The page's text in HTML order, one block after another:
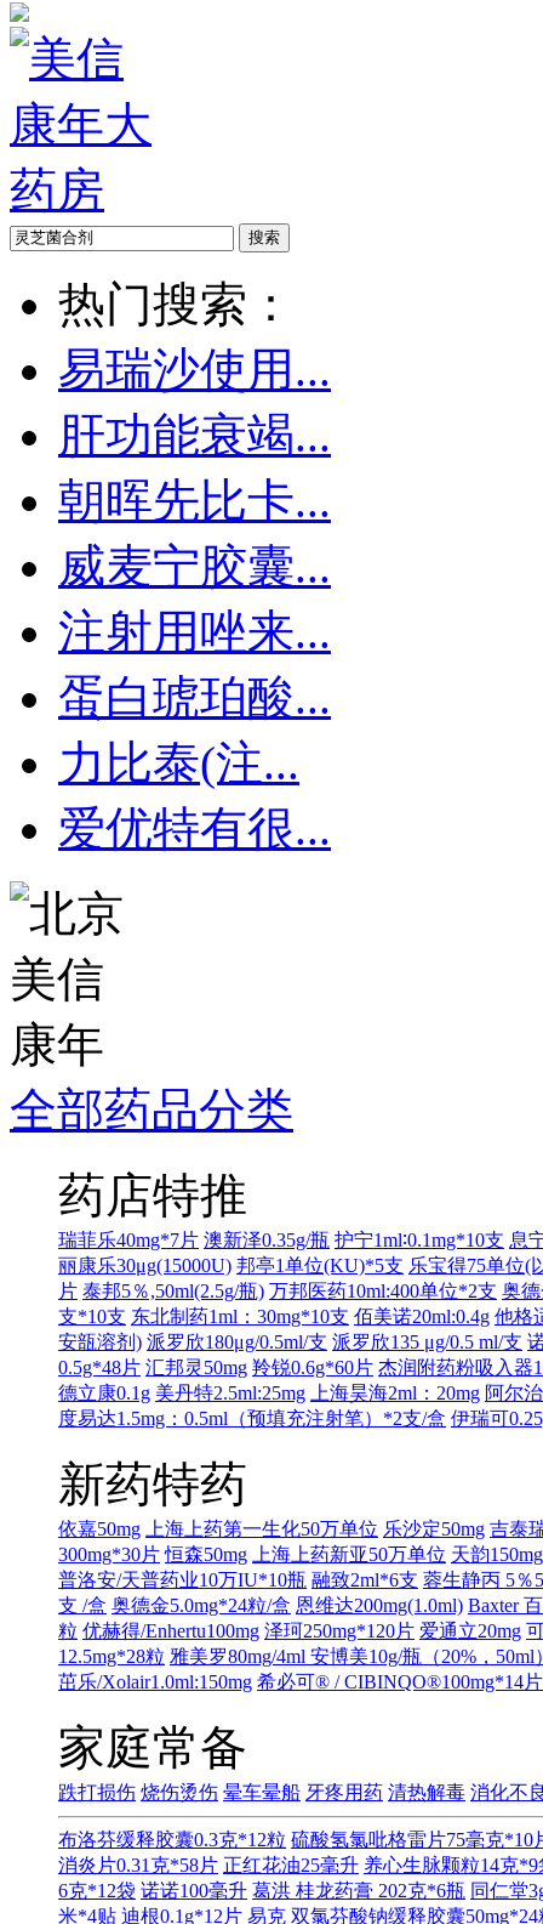
热门搜索：
易瑞沙使用...
肝功能衰竭...
朝晖先比卡...
威麦宁胶囊...
注射用唑来...
蛋白琥珀酸...
力比泰(注...
爱优特有很...
全部药品分类
药店特推
瑞菲乐40mg*7片 澳新泽0.35g/瓶 护宁1ml∶0.1mg*10支 息
丽康乐30μg(15000U) 邦亭1单位(KU)*5支 乐宝得75单位(
片 泰邦5％,50ml(2.5g/瓶) 万邦医药10ml:400单位*2支 奥德
支*10支 东北制药1ml：30mg*10支 佰美诺20ml:0.4g 他格
安瓿溶剂) 派罗欣180μg/0.5ml/支 派罗欣135 μg/0.5 ml/支
0.5g*48片 汇邦灵50mg 羚锐0.6g*60片 杰润附药粉吸入器
德立康0.1g 美丹特2.5ml:25mg 上海昊海2ml：20mg 阿尔
度易达1.5mg：0.5ml（预填充注射笔）*2支/盒 伊瑞可
新药特药
依嘉50mg 上海上药第一生化50万单位 乐沙定50mg 吉泰
300mg*30片 恒森50mg 上海上药新亚50万单位 天韵150mg
普洛安/天普药业10万IU*10瓶 融致2ml*6支 蓉生静丙 5％
支 /盒 奥德金5.0mg*24粒/盒 恩维达200mg(1.0ml) Baxter
粒 优赫得/Enhertu100mg 泽珂250mg*120片 爱通立20mg
12.5mg*28粒 雅美罗80mg/4ml 安博美10g/瓶（20%，50ml
茁乐/Xolair1.0ml:150mg 希必可® / CIBINQO®100mg*14片
家庭常备
跌打损伤 烧伤烫伤 晕车晕船 牙疼用药 清热解毒 消化不
布洛芬缓释胶囊0.3克*12粒 硫酸氢氯吡格雷片75毫克*10
消炎片0.31克*58片 正红花油25毫升 养心生脉颗粒14克*9
6克*12袋 诺诺100毫升 葛洪 桂龙药膏 202克*6瓶 同仁堂
米*4贴 迪根0.1g*12片 易克 双氯芬酸钠缓释胶囊50mg*24